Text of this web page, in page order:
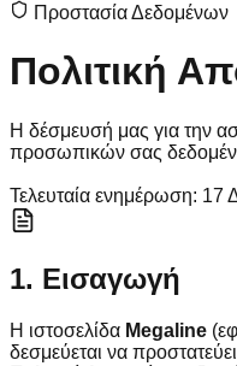
Προστασία Δεδομένων
Πολιτική
Η δέσμευσή μας για την
προσωπικών σας
Τελευταία ενημέρωση: 17
1. Εισαγωγή
Η ιστοσελίδα Megaline
δεσμεύεται να